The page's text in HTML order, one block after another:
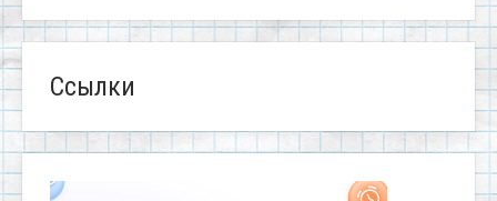
Ссылки